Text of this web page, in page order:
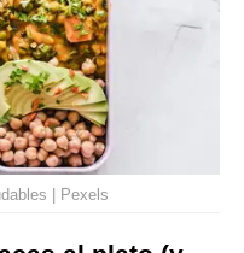
| Pexels